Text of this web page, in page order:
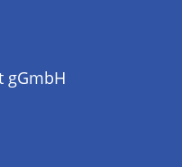
gGmbH